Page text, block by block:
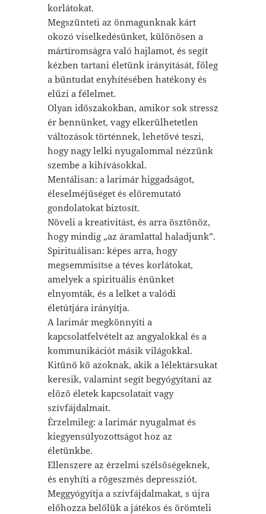
korlátokat.
Megszünteti az önmagunknak kárt
okozó viselkedésünket, különösen a
mártíromságra való hajlamot, és segít
kézben tartani életünk irányítását, főleg
a bűntudat enyhítésében hatékony és
elűzi a félelmet.
Olyan időszakokban, amikor sok stressz
ér bennünket, vagy elkerülhetetlen
változások történnek, lehetővé teszi,
hogy nagy lelki nyugalommal nézzünk
szembe a kihívásokkal.
Mentálisan: a larimár higgadságot,
éleselméjűséget és előremutató
gondolatokat biztosít.
Növeli a kreativitást, és arra ösztönöz,
hogy mindig „az áramlattal haladjunk”.
Spirituálisan: képes arra, hogy
megsemmisítse a téves korlátokat,
amelyek a spirituális énünket
elnyomták, és a lelket a valódi
életútjára irányítja.
A larimár megkönnyíti a
kapcsolatfelvételt az angyalokkal és a
kommunikációt másik világokkal.
Kitűnő kő azoknak, akik a lélektársukat
keresik, valamint segít begyógyítani az
előző életek kapcsolatait vagy
szívfájdalmait.
Érzelmileg: a larimár nyugalmat és
kiegyensúlyozottságot hoz az
életünkbe.
Ellenszere az érzelmi szélsőségeknek,
és enyhíti a rögeszmés depressziót.
Meggyógyítja a szívfájdalmakat, s újra
előhozza belőlük a játékos és örömteli